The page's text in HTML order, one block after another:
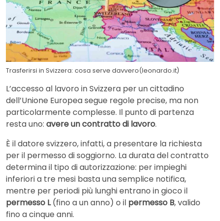
Trasferirsi in Svizzera: cosa serve davvero(leonardo.it)
L’accesso al lavoro in Svizzera per un cittadino
dell’Unione Europea segue regole precise, ma non
particolarmente complesse. Il punto di partenza
resta uno: avere un contratto di lavoro.
È il datore svizzero, infatti, a presentare la richiesta
per il permesso di soggiorno. La durata del contratto
determina il tipo di autorizzazione: per impieghi
inferiori a tre mesi basta una semplice notifica,
mentre per periodi più lunghi entrano in gioco il
permesso L(fino a un anno) o il permesso B, valido
fino a cinque anni.